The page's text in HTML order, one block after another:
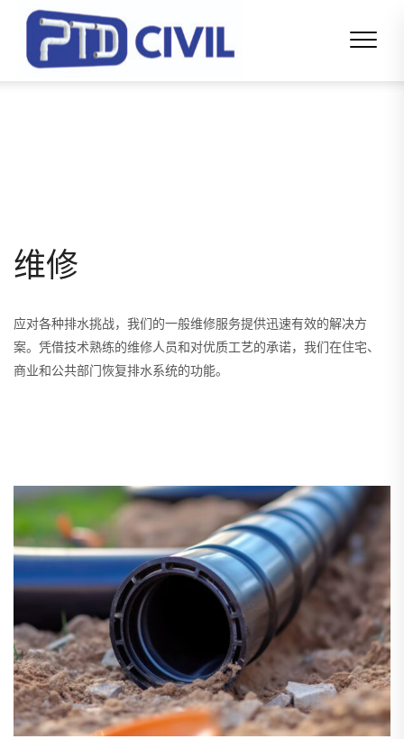
维修
应对各种排水挑战，我们的一般维修服务提供迅速有效的解决方
案。凭借技术熟练的维修人员和对优质工艺的承诺，我们在住宅、
商业和公共部门恢复排水系统的功能。